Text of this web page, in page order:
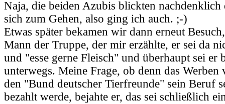
Naja, die beiden Azubis blickten
sich zum Gehen, also ging ich auch. ;-)
Etwas später bekamen wir dann erneut
Mann der Truppe, der mir erzählte, er sei da
und "esse gerne Fleisch" und überhaupt sei er
unterwegs. Meine Frage, ob denn das
den "Bund deutscher Tierfreunde" sein Beruf
bezahlt werde, bejahte er, das sei schließlich